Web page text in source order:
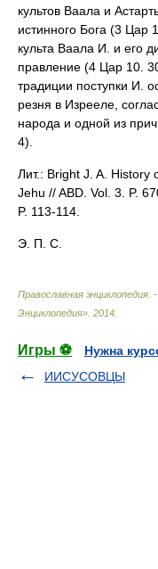
культов Ваала и
истинного Бога (3 Цар
культа Ваала И. и его
правление (4 Цар 10.
традиции поступки И.
резня в Изрееле,
народа и одной из
4).
Лит.: Bright J. A. History
Jehu // ABD. Vol. 3. P.
P. 113-114.
Э. П. С.
Православная
Энциклопедия» 2014
Игры ⚽
Нужна
ИИСУСОВЦЫ